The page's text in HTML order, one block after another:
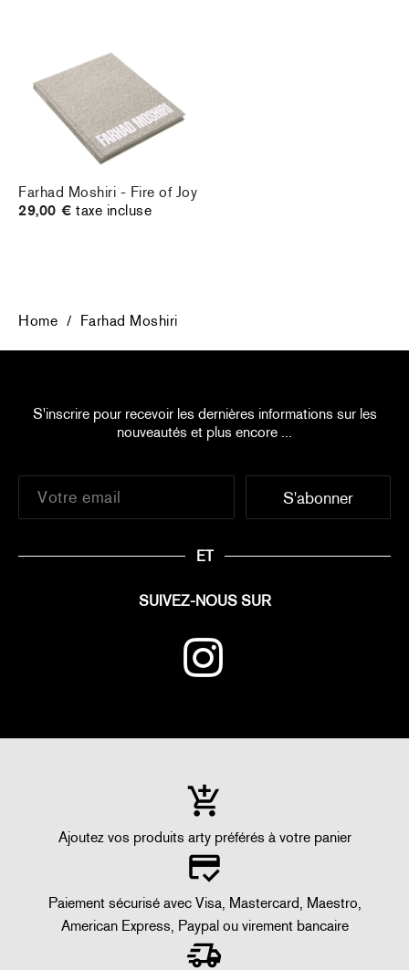
Farhad Moshiri - Fire of Joy
29,00 € taxe incluse
Home / Farhad Moshiri
S'inscrire pour recevoir les dernières informations sur les
nouveautés et plus encore ...
ET
SUIVEZ-NOUS SUR
Ajoutez vos produits arty préférés à votre panier
Paiement sécurisé avec Visa, Mastercard, Maestro,
American Express, Paypal ou virement bancaire